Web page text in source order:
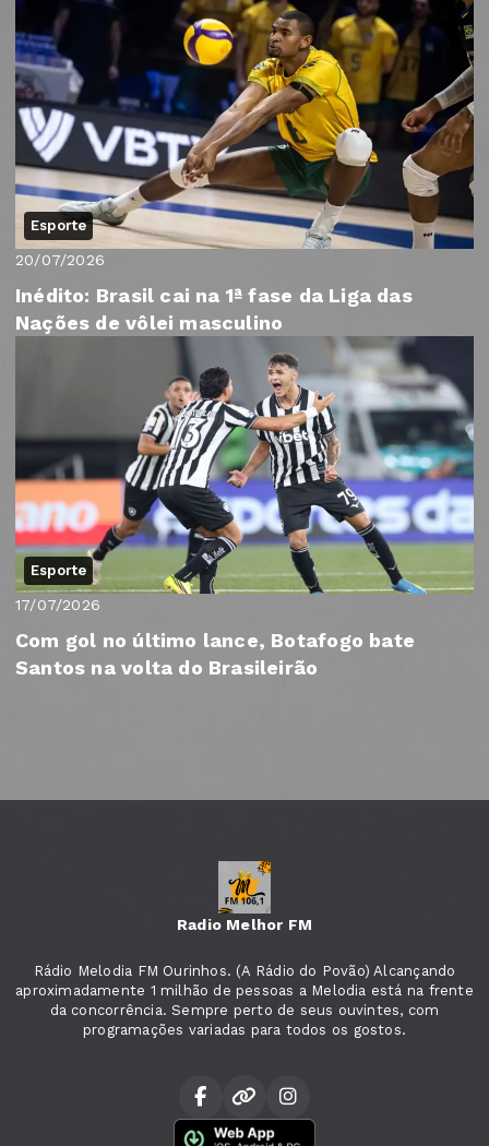
Esporte
20/07/2026
Inédito: Brasil cai na 1ª fase da Liga das
Nações de vôlei masculino
Esporte
17/07/2026
Com gol no último lance, Botafogo bate
Santos na volta do Brasileirão
Radio Melhor FM
Rádio Melodia FM Ourinhos. (A Rádio do Povão) Alcançando
aproximadamente 1 milhão de pessoas a Melodia está na frente
da concorrência. Sempre perto de seus ouvintes, com
programações variadas para todos os gostos.